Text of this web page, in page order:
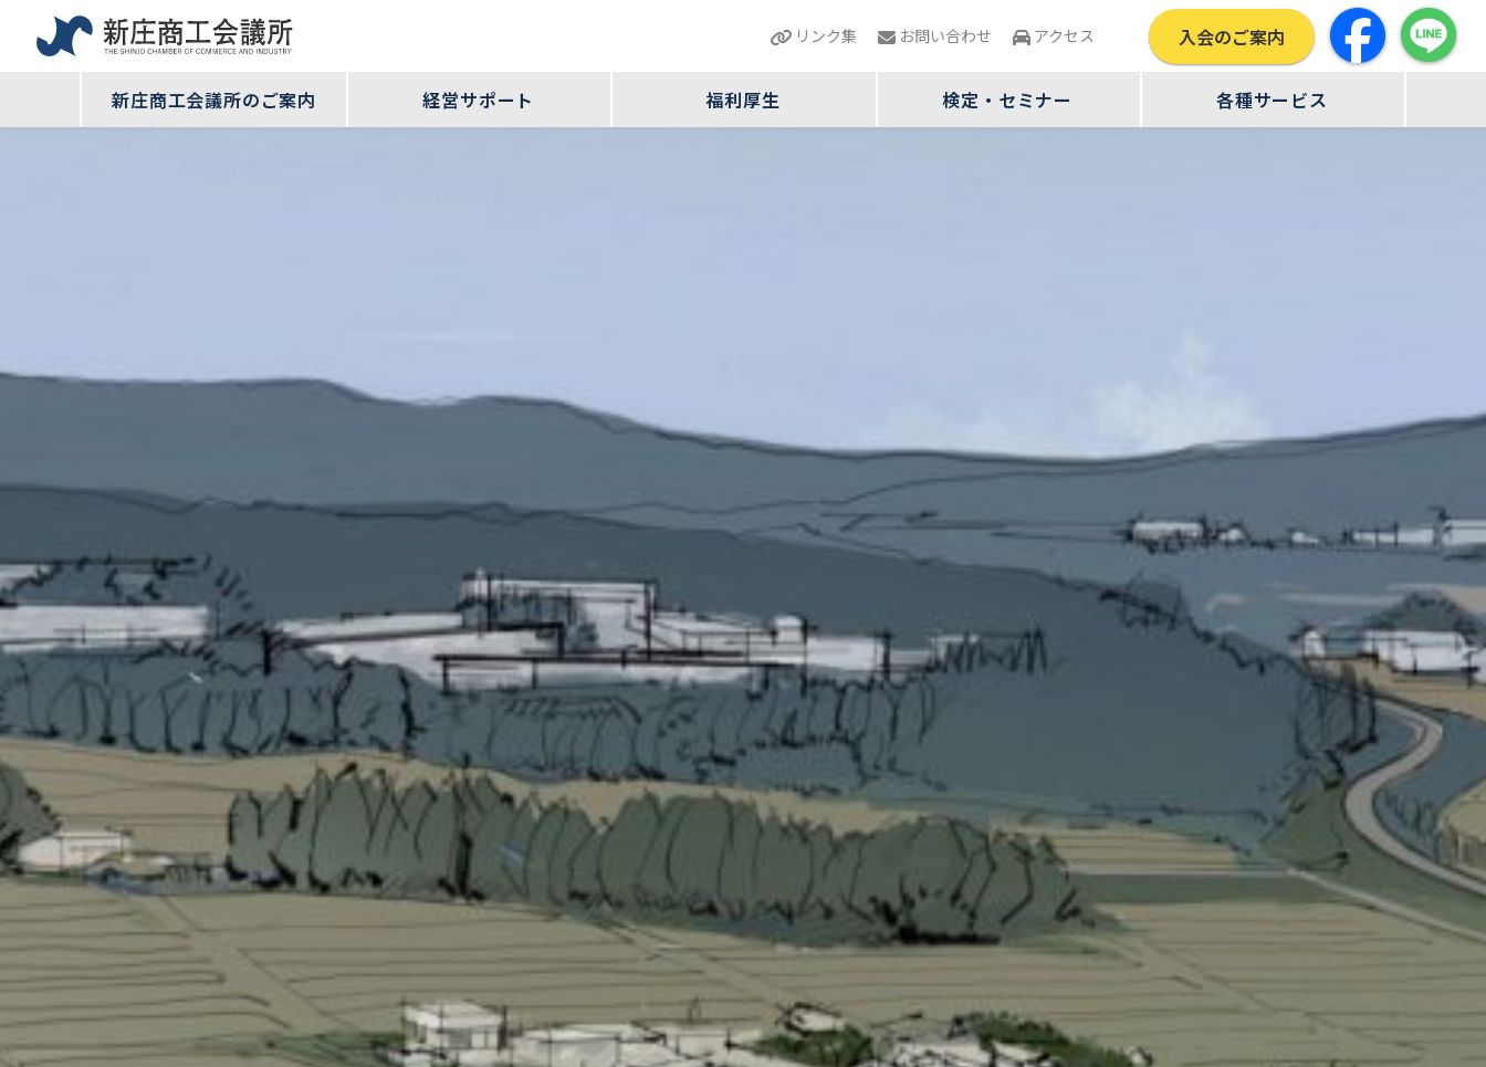
リンク集 お問い合わせ アクセス 入会のご案内
新庄商工会議所のご案内 経営サポート 福利厚生 検定・セミナー 各種サービス